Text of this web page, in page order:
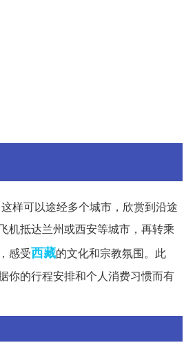
样可以途经多个城市，欣赏到沿途
机抵达兰州或西安等城市，再转乘
感受西藏的文化和宗教氛围。此
你的行程安排和个人消费习惯而有